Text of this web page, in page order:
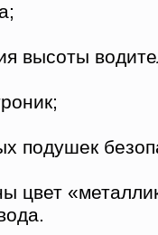
высоты
подушек
цвет